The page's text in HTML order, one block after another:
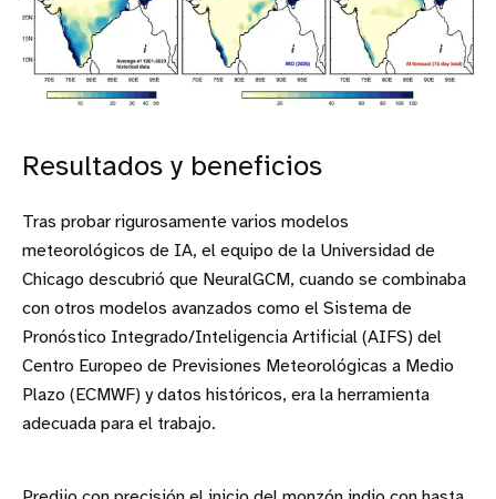
Resultados y beneficios
Tras probar rigurosamente varios modelos
meteorológicos de IA, el equipo de la Universidad de
Chicago descubrió que NeuralGCM, cuando se combinaba
con otros modelos avanzados como el Sistema de
Pronóstico Integrado/Inteligencia Artificial (AIFS) del
Centro Europeo de Previsiones Meteorológicas a Medio
Plazo (ECMWF) y datos históricos, era la herramienta
adecuada para el trabajo.